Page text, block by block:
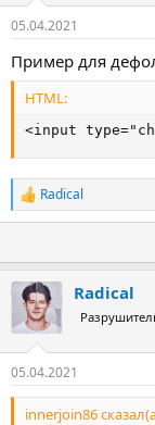
05.04.2021
Пример для
HTML:
<input
Р
е
и
и
:
Radical
Radical
05.04.2021
innerjoin86